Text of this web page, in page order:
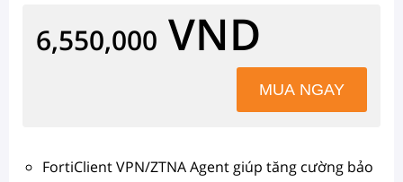
6,550,000 VND
FortiClient VPN/ZTNA Agent giúp tăng cường bảo